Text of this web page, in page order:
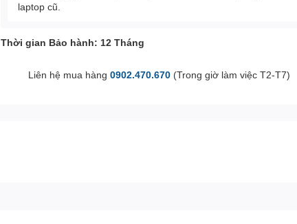
laptop cũ.
Thời gian Bảo hành: 12 Tháng
Liên hệ mua hàng 0902.470.670(Trong giờ làm việc T2-T7)